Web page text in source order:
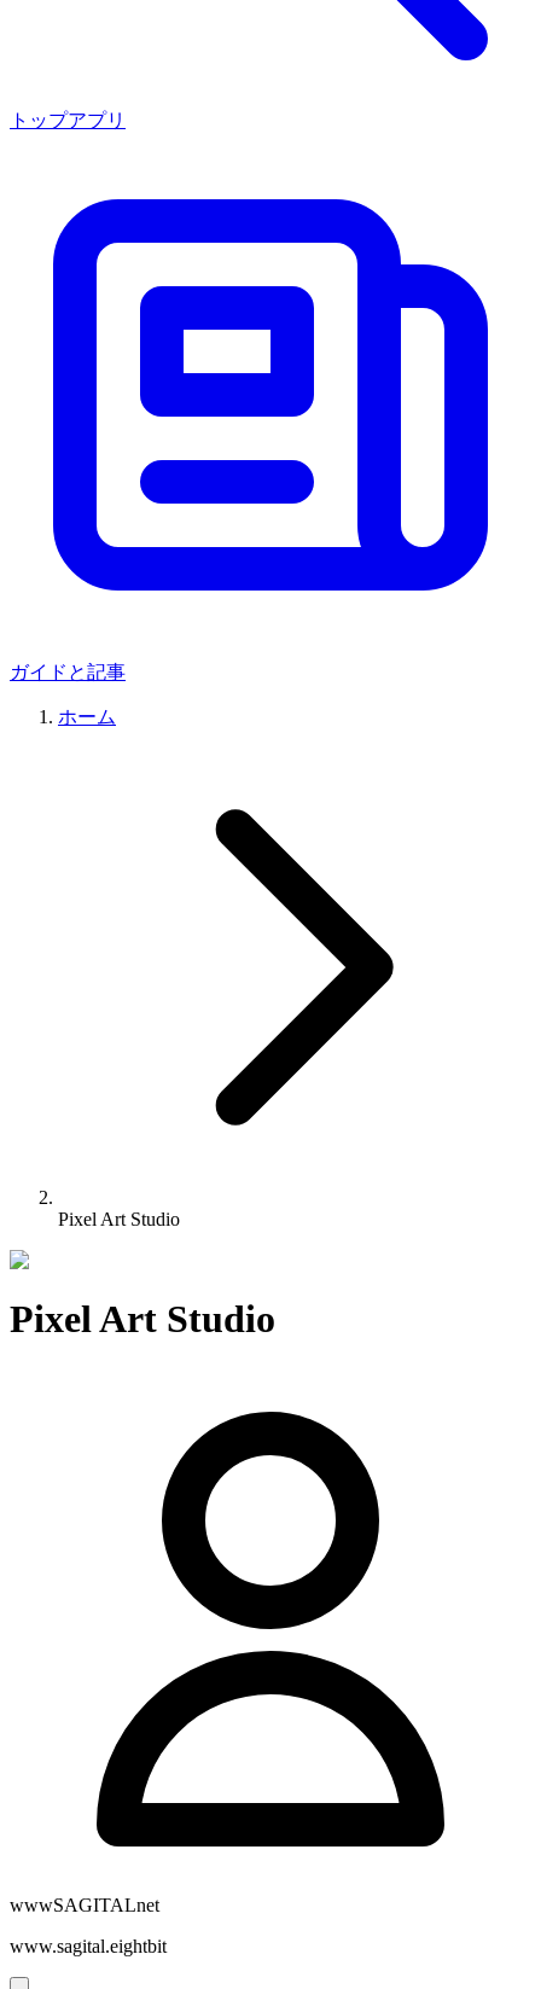
トップアプリ
ガイドと記事
ホーム
Pixel Art Studio
Pixel Art Studio
wwwSAGITALnet
www.sagital.eightbit